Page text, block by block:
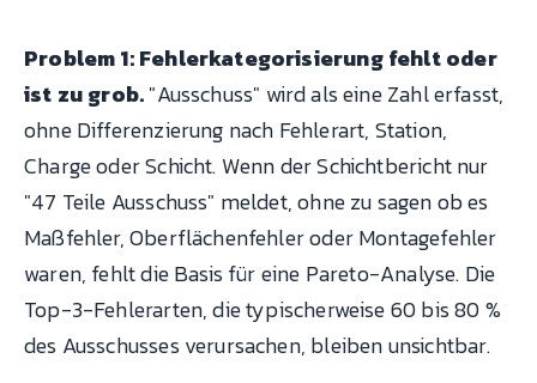
Problem 1: Fehlerkategorisierung fehlt oder
ist zu grob."Ausschuss" wird als eine Zahl erfasst,
ohne Differenzierung nach Fehlerart, Station,
Charge oder Schicht. Wenn der Schichtbericht nur
"47 Teile Ausschuss" meldet, ohne zu sagen ob es
Maßfehler, Oberflächenfehler oder Montagefehler
waren, fehlt die Basis für eine Pareto-Analyse. Die
Top-3-Fehlerarten, die typischerweise 60 bis 80 %
des Ausschusses verursachen, bleiben unsichtbar.